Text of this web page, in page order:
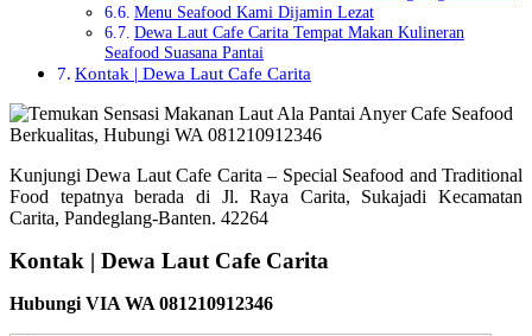
Menu Seafood Kami Dijamin Lezat
Dewa Laut Cafe Carita Tempat Makan Kulineran
Seafood Suasana Pantai
Kontak | Dewa Laut Cafe Carita
Kunjungi Dewa Laut Cafe Carita – Special Seafood and Traditional
Food tepatnya berada di Jl. Raya Carita, Sukajadi Kecamatan
Carita, Pandeglang-Banten. 42264
Kontak | Dewa Laut Cafe Carita
Hubungi VIA WA 081210912346